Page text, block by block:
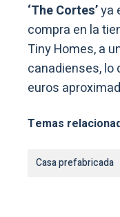
‘The Cortes’ya
compra en la
Tiny Homes, a
canadienses, lo
euros
Temas
Casa prefabricada